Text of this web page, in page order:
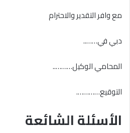
مع وافر التقدير والاحترام
دبي في……..
المحامي الوكيل………..
التوقيع………….
الأسئلة الشائعة